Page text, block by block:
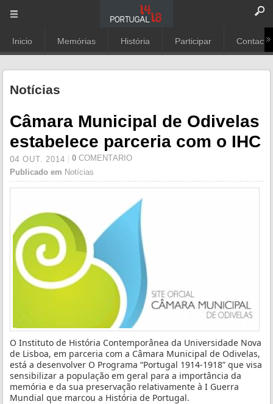
Inicio Memórias História Participar
Notícias
Câmara Municipal de Odivelas
estabelece parceria com o IHC
04 OUT. 2014 0 COMENTÁRIO
Publicado em Notícias
O Instituto de História Contemporânea da Universidade Nova
de Lisboa, em parceria com a Câmara Municipal de Odivelas,
está a desenvolver O Programa “Portugal 1914-1918” que visa
sensibilizar a população em geral para a importância da
memória e da sua preservação relativamente à I Guerra
Mundial que marcou a História de Portugal.